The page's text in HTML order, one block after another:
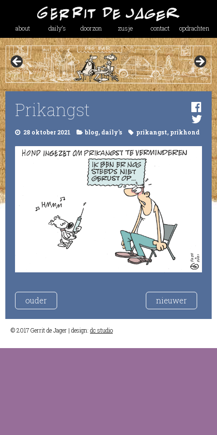
about daily’s doorzon zusje contact opdrachten
Prikangst
28 oktober 2021 blog, daily's prikangst, prikhond
ouder nieuwer
© 2017 Gerrit de Jager | design: dc studio